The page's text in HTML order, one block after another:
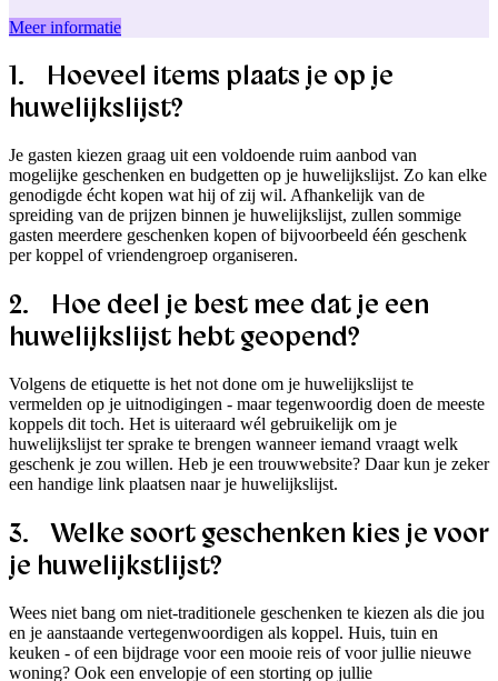
Meer informatie
1. Hoeveel items plaats je op je
huwelijkslijst?
Je gasten kiezen graag uit een voldoende ruim aanbod van
mogelijke geschenken en budgetten op je huwelijkslijst. Zo kan elke
genodigde écht kopen wat hij of zij wil. Afhankelijk van de
spreiding van de prijzen binnen je huwelijkslijst, zullen sommige
gasten meerdere geschenken kopen of bijvoorbeeld één geschenk
per koppel of vriendengroep organiseren.
2. Hoe deel je best mee dat je een
huwelijkslijst hebt geopend?
Volgens de etiquette is het not done om je huwelijkslijst te
vermelden op je uitnodigingen - maar tegenwoordig doen de meeste
koppels dit toch. Het is uiteraard wél gebruikelijk om je
huwelijkslijst ter sprake te brengen wanneer iemand vraagt welk
geschenk je zou willen. Heb je een trouwwebsite? Daar kun je zeker
een handige link plaatsen naar je huwelijkslijst.
3. Welke soort geschenken kies je voor
je huwelijkstlijst?
Wees niet bang om niet-traditionele geschenken te kiezen als die jou
en je aanstaande vertegenwoordigen als koppel. Huis, tuin en
keuken - of een bijdrage voor een mooie reis of voor jullie nieuwe
woning? Ook een envelopje of een storting op jullie